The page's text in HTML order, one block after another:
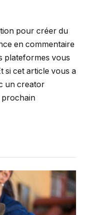
pour créer du
en commentaire
plateformes vous
si cet article vous a
un creator
prochain